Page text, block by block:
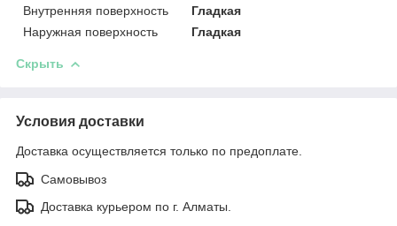
Внутренняя поверхность
Гладкая
Наружная поверхность
Гладкая
Скрыть
Условия доставки
Доставка осуществляется только по предоплате.
Самовывоз
Доставка курьером по г. Алматы.